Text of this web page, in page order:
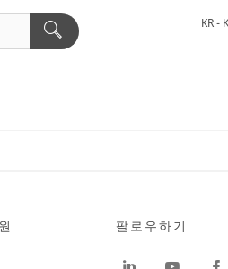
KR -
팔로우하기